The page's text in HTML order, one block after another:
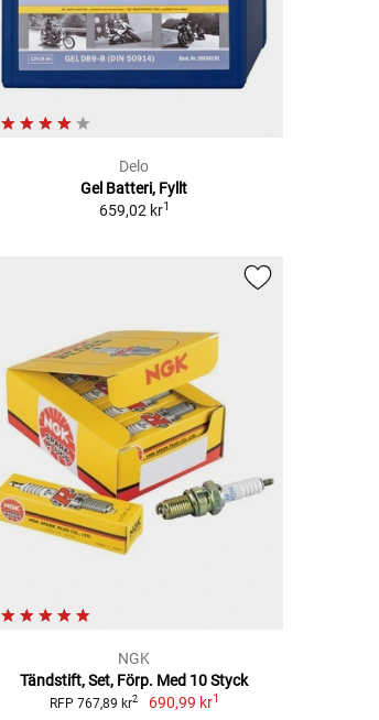
Delo
Gel Batteri, Fyllt
659,02 kr1
NGK
Tändstift, Set, Förp. Med 10 Styck
RFP 767,89 kr2 690,99 kr1